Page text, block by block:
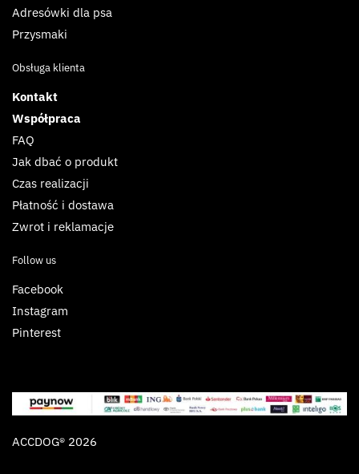
Adresówki dla psa
Przysmaki
Obsługa klienta
Kontakt
Współpraca
FAQ
Jak dbać o produkt
Czas realizacji
Płatność i dostawa
Zwrot i reklamacje
Follow us
Facebook
Instagram
Pinterest
ACCDOG® 2026